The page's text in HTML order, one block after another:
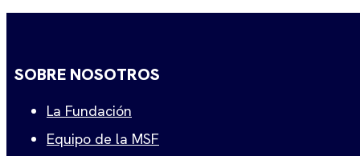
SOBRE NOSOTROS
La Fundación
Equipo de la MSF